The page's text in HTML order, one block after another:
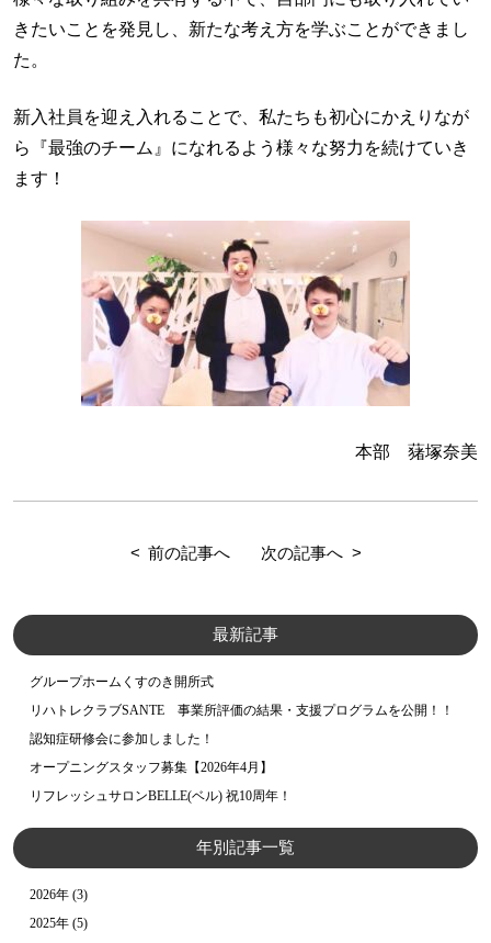
きたいことを発見し、新たな考え方を学ぶことができまし
た。
新入社員を迎え入れることで、私たちも初心にかえりなが
ら『最強のチーム』になれるよう様々な努力を続けていき
ます！
本部 蕏塚奈美
前の記事へ 次の記事へ
最新記事
グループホームくすのき開所式
リハトレクラブSANTE 事業所評価の結果・支援プログラムを公開！！
認知症研修会に参加しました！
オープニングスタッフ募集【2026年4月】
リフレッシュサロンBELLE(ベル) 祝10周年！
年別記事一覧
2026年(3)
2025年(5)